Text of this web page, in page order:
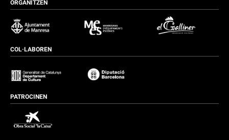
ORGANITZEN
COL·LABOREN
PATROCINEN